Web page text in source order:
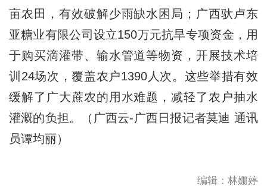
亩农田，有效破解少雨缺水困局；广西驮卢东
亚糖业有限公司设立150万元抗旱专项资金，用
于购买滴灌带、输水管道等物资，开展技术培
训24场次，覆盖农户1390人次。这些举措有效
缓解了广大蔗农的用水难题，减轻了农户抽水
灌溉的负担。（广西云-广西日报记者莫迪 通讯
员谭均丽）
编辑：林姗婷